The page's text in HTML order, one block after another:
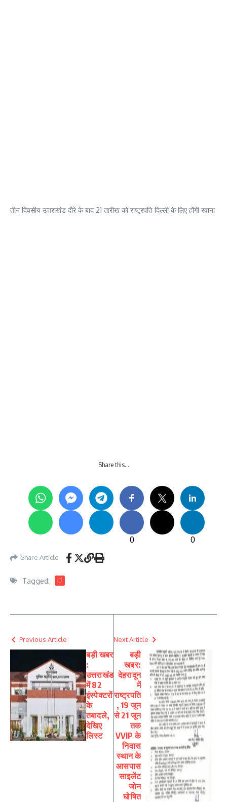
तीन दिवसीय उत्तराखंड दौरे के बाद 21 तारीख को राष्ट्रपति दिल्ली के लिए होंगी रवाना
Share this…
0 0
Share Article
Tagged: ं
Previous Article
बड़ी खबर
:
उत्तराखंड
में 82
इंस्पेक्टरों
के
तबादले,
देखिए
लिस्ट
Next Article
बड़ी
खबर:
देहरादून
में
राष्ट्रपति
, 19 जून
से 21 जून
तक
VVIP के
निवास
स्थान के
आसपास
साइलेंट
जोन
घोषित